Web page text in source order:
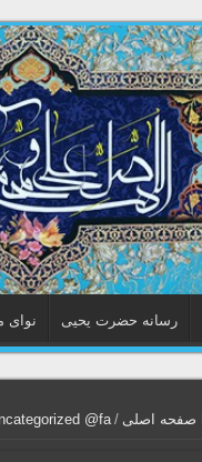
نوای رسانه حضرت یحیی
صفحه اصلی /
@fa